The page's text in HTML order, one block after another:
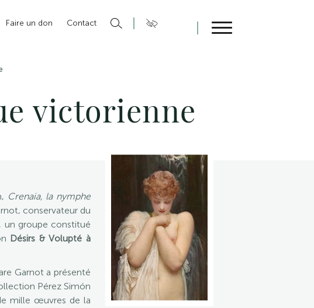
Faire un don
Contact
victorienne
Crenaia, la nymphe
conservateur du
un groupe constitué
Désirs & Volupté à
Garnot a présenté
Pérez Simón
mille œuvres de la